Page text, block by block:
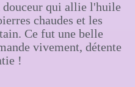
douceur qui allie l'huile
chaudes et les
Ce fut une belle
vivement, détente
!